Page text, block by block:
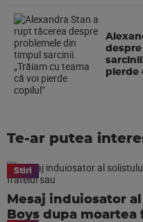
pierde
Te-ar putea
Stiri
Mesaj induiosator
Boys dupa moartea